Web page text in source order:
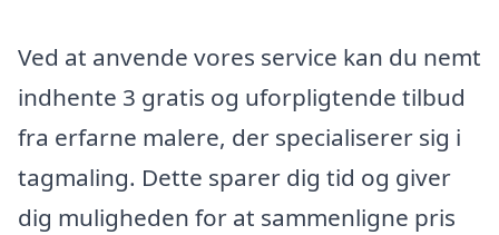
Ved at anvende vores service kan du nemt
indhente 3 gratis og uforpligtende tilbud
fra erfarne malere, der specialiserer sig i
tagmaling. Dette sparer dig tid og giver
dig muligheden for at sammenligne pris